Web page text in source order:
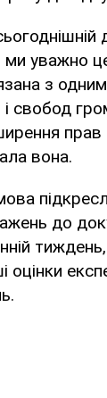
ми уважно
з
і свобод
прав
вона.
до
оцінки